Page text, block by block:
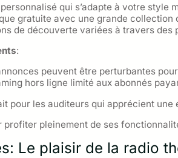
qui s’adapte à votre style
gratuite avec une grande collection
de découverte variées à travers des
:
peuvent être perturbantes
hors ligne limité aux abonnés
pour les auditeurs qui apprécient
profiter pleinement de ses
Le plaisir de la radio